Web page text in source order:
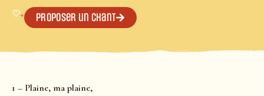
♡+ Proposer un chant
1 – Plaine, ma plaine,